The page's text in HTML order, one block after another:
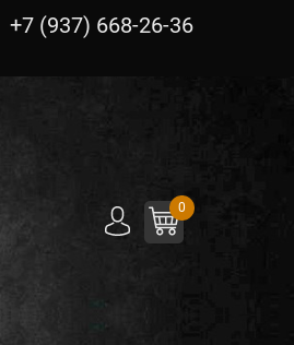
+7 (937) 668-26-36
0